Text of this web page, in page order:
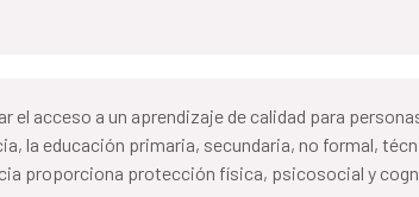
el acceso a un aprendizaje de calidad para
la educación primaria, secundaria, no formal,
proporciona protección física, psicosocial y